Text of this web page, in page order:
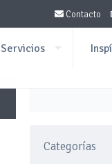
Contacto
Servicios
Categorías